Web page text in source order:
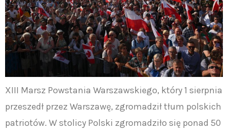
XIII Marsz Powstania Warszawskiego, który 1 sierpnia
przeszedł przez Warszawę, zgromadził tłum polskich
patriotów. W stolicy Polski zgromadziło się ponad 50